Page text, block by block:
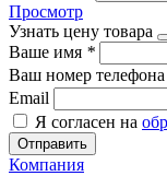
Просмотр
Узнать цену товара
Ваше имя *
Ваш номер телефона
Email
Я согласен на
Отправить
Компания